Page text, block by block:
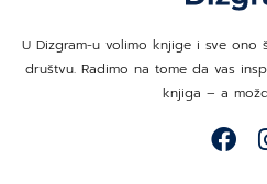
U Dizgram-u volimo knjige i sve
društvu. Radimo na tome da vas
knjiga – a
F